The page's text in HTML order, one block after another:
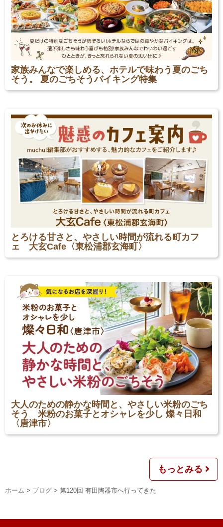
家族みんなで楽しめる、ホテルで味わう夏のごち
そう。 夏のごちそうバイキング特集
とろける甘さと、やさしい時間が流れる町カフ
ェ 大玄Cafe〈東松浦郡玄海町〉
大人のための静かな時間と、やさしい米粉のごち
そう 米粉のお菓子とオシャレを少し 燦々日和
〈唐津市〉
もっとみる
ホーム > ブログ > 第120回 有田陶器市へ行ってきた